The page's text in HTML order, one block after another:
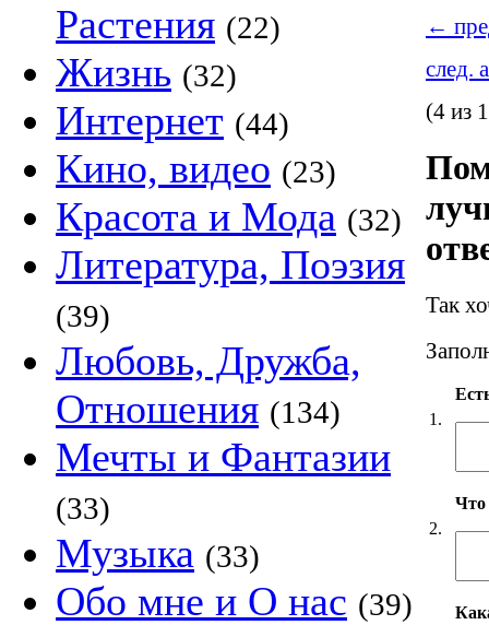
Растения (22)
Жизнь (32)
Интернет (44)
Кино, видео (23)
Красота и Мода (32)
Литература, Поэзия
(39)
Любовь, Дружба,
Отношения (134)
Мечты и Фантазии
(33)
Музыка (33)
Обо мне и О нас (39)
←
след.
(4 из
Так
1.
2.
Что